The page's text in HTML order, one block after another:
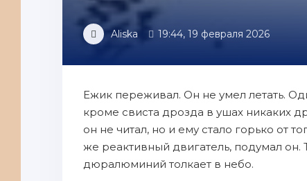
Aliska 19:44, 19 февраля 2026
Ежик переживал. Он не умел летать.
кроме свиста дрозда в ушах никаких
он не читал, но и ему стало горько от
же реактивный двигатель, подумал
дюралюминий толкает в небо.